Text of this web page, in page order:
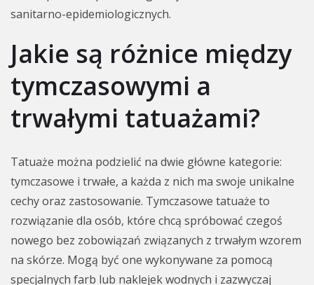
sanitarno-epidemiologicznych.
Jakie są różnice między
tymczasowymi a
trwałymi tatuażami?
Tatuaże można podzielić na dwie główne kategorie:
tymczasowe i trwałe, a każda z nich ma swoje unikalne
cechy oraz zastosowanie. Tymczasowe tatuaże to
rozwiązanie dla osób, które chcą spróbować czegoś
nowego bez zobowiązań związanych z trwałym wzorem
na skórze. Mogą być one wykonywane za pomocą
specjalnych farb lub naklejek wodnych i zazwyczaj